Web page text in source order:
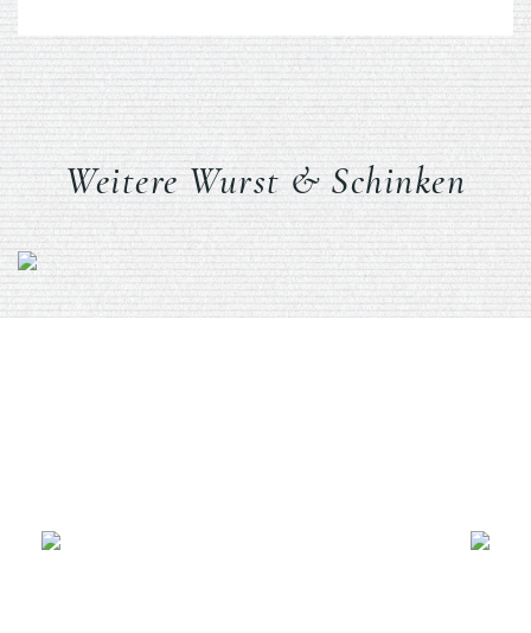
Weitere Wurst & Schinken